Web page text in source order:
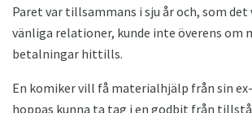
Paret var tillsammans i sju år och, som
vänliga relationer, kunde inte överens om
betalningar hittills.
En komiker vill få materialhjälp från sin
hoppas kunna ta tag i en godbit från